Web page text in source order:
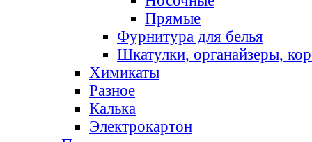
Прямые
Фурнитура для белья
Шкатулки, органайзеры,
Химикаты
Разное
Калька
Электрокартон